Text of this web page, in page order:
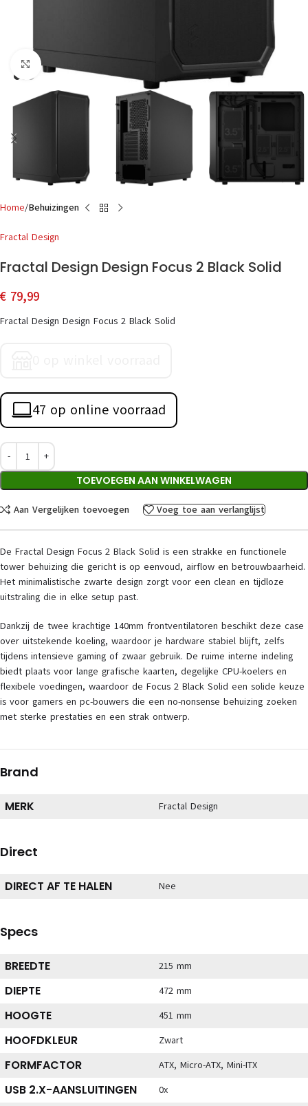
Click to enlarge
Home Behuizingen
Fractal Design
Fractal Design Design Focus 2 Black Solid
€ 79,99
Fractal Design Design Focus 2 Black Solid
47 op online voorraad
TOEVOEGEN AAN WINKELWAGEN
Aan Vergelijken toevoegen Voeg toe aan verlanglijst
De Fractal Design Focus 2 Black Solid is een strakke en functionele
tower behuizing die gericht is op eenvoud, airflow en betrouwbaarheid.
Het minimalistische zwarte design zorgt voor een clean en tijdloze
uitstraling die in elke setup past.
Dankzij de twee krachtige 140mm frontventilatoren beschikt deze case
over uitstekende koeling, waardoor je hardware stabiel blijft, zelfs
tijdens intensieve gaming of zwaar gebruik. De ruime interne indeling
biedt plaats voor lange grafische kaarten, degelijke CPU-koelers en
flexibele voedingen, waardoor de Focus 2 Black Solid een solide keuze
is voor gamers en pc-bouwers die een no-nonsense behuizing zoeken
met sterke prestaties en een strak ontwerp.
Brand
MERK Fractal Design
Direct
DIRECT AF TE HALEN Nee
Specs
BREEDTE 215 mm
DIEPTE 472 mm
HOOGTE 451 mm
HOOFDKLEUR Zwart
FORMFACTOR ATX, Micro-ATX, Mini-ITX
USB 2.X-AANSLUITINGEN 0x